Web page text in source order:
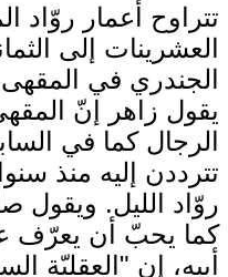
تتراوح أعمار روّاد
العشرينات إلى
الجندري في
يقول زاهر إنّ
الرجال كما في
تترددن إليه منذ
روّاد الليل. ويقول
كما يحبّ أن يعرّف
أبيه، إن "العقليّة